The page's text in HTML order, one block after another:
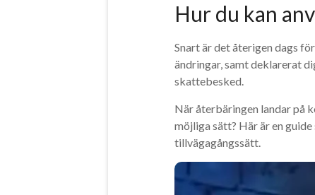
Hur du kan
Snart är det återigen dags
ändringar, samt deklarerat
skattebesked.
När återbäringen landar på
möjliga sätt? Här är en
tillvägagångssätt.